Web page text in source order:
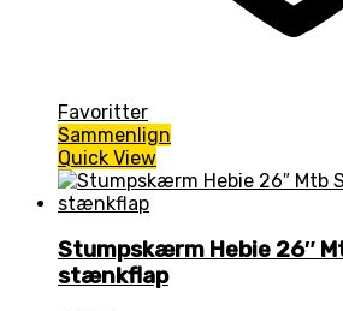
Favoritter
Sammenlign
Quick View
Stumpskærm Hebie 26″
stænkflap